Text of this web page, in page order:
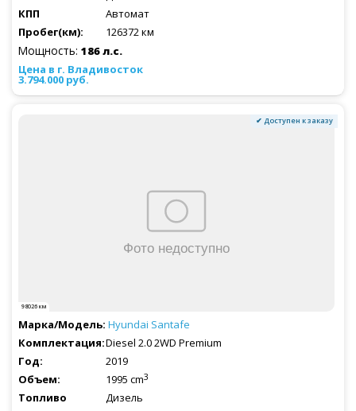
Автомат
126372 км
Мощность: 186 л.с.
3.794.000 руб.
✔ Доступен к заказу
98026 км
Hyundai Santafe
Diesel 2.0 2WD Premium
2019
1995 cm3
Дизель